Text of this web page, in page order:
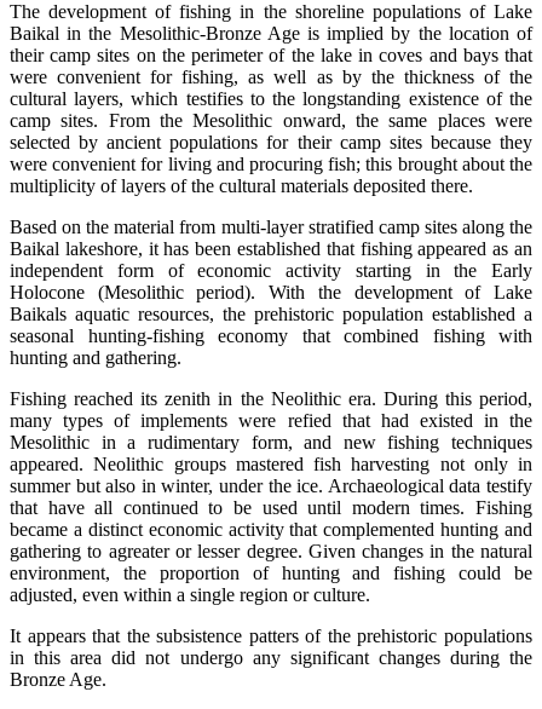
The development of fishing in the shoreline populations of Lake
Baikal in the Mesolithic-Bronze Age is implied by the location of
their camp sites on the perimeter of the lake in coves and bays that
were convenient for fishing, as well as by the thickness of the
cultural layers, which testifies to the longstanding existence of the
camp sites. From the Mesolithic onward, the same places were
selected by ancient populations for their camp sites because they
were convenient for living and procuring fish; this brought about the
multiplicity of layers of the cultural materials deposited there.
Based on the material from multi-layer stratified camp sites along the
Baikal lakeshore, it has been established that fishing appeared as an
independent form of economic activity starting in the Early
Holocone (Mesolithic period). With the development of Lake
Baikals aquatic resources, the prehistoric population established a
seasonal hunting-fishing economy that combined fishing with
hunting and gathering.
Fishing reached its zenith in the Neolithic era. During this period,
many types of implements were refied that had existed in the
Mesolithic in a rudimentary form, and new fishing techniques
appeared. Neolithic groups mastered fish harvesting not only in
summer but also in winter, under the ice. Archaeological data testify
that have all continued to be used until modern times. Fishing
became a distinct economic activity that complemented hunting and
gathering to agreater or lesser degree. Given changes in the natural
environment, the proportion of hunting and fishing could be
adjusted, even within a single region or culture.
It appears that the subsistence patters of the prehistoric populations
in this area did not undergo any significant changes during the
Bronze Age.